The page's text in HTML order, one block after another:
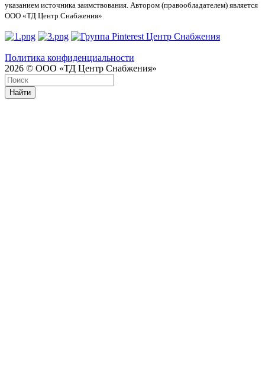
указанием источника заимствования. Автором (правообладателем) является
ООО «ТД Центр Снабжения»
Политика конфиденциальности
2026 © ООО «ТД Центр Снабжения»
Найти